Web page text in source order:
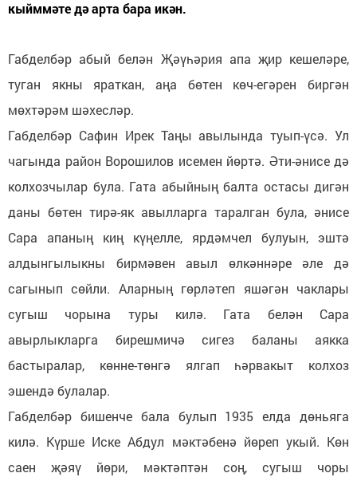
кыйммәте дә арта бара икән.
Габделбәр абый белән Җәүһәрия апа җир кешеләре,
туган якны яраткан, аңа бөтен көч-егәрен биргән
мөхтәрәм шәхесләр.
Габделбәр Сафин Ирек Таңы авылында туып-үсә. Ул
чагында район Ворошилов исемен йөртә. Әти-әнисе дә
колхозчылар була. Гата абыйның балта остасы дигән
даны бөтен тирә-як авылларга таралган була, әнисе
Сара апаның киң күңелле, ярдәмчел булуын, эштә
алдынгылыкны бирмәвен авыл өлкәннәре әле дә
сагынып сөйли. Аларның гөрләтеп яшәгән чаклары
сугыш чорына туры килә. Гата белән Сара
авырлыкларга бирешмичә сигез баланы аякка
бастыралар, көнне-төнгә ялгап һәрвакыт колхоз
эшендә булалар.
Габделбәр бишенче бала булып 1935 елда дөньяга
килә. Күрше Иске Абдул мәктәбенә йөреп укый. Көн
саен җәяү йөри, мәктәптән соң, сугыш чоры